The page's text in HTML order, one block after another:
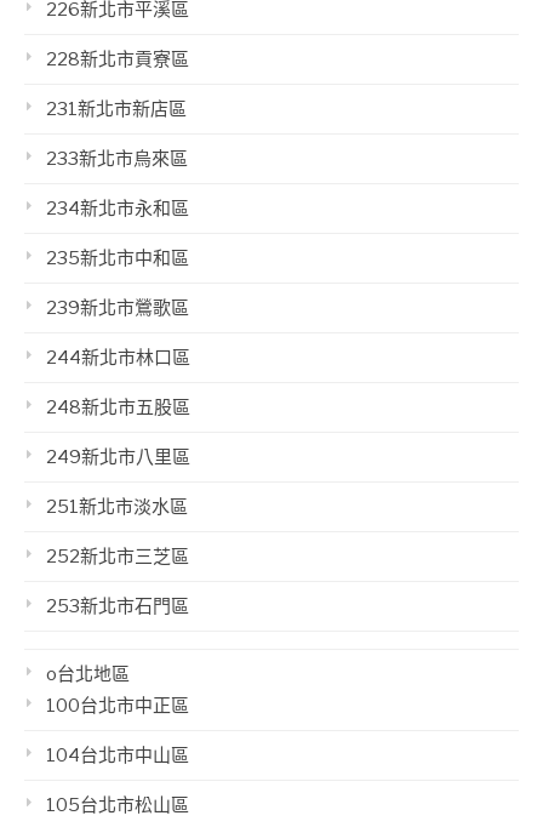
226新北市平溪區
228新北市貢寮區
231新北市新店區
233新北市烏來區
234新北市永和區
235新北市中和區
239新北市鶯歌區
244新北市林口區
248新北市五股區
249新北市八里區
251新北市淡水區
252新北市三芝區
253新北市石門區
o台北地區
100台北市中正區
104台北市中山區
105台北市松山區